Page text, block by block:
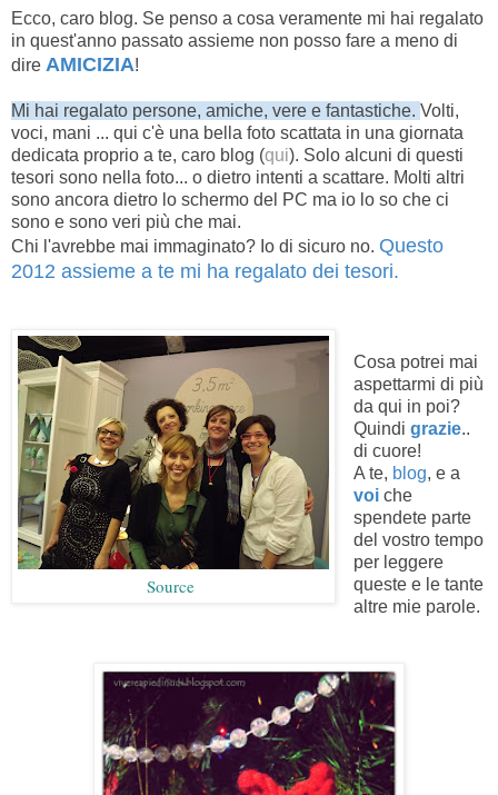
Ecco, caro blog. Se penso a cosa veramente mi hai regalato
in quest'anno passato assieme non posso fare a meno di
dire AMICIZIA!
Mi hai regalato persone, amiche, vere e fantastiche. Volti,
voci, mani ... qui c'è una bella foto scattata in una giornata
dedicata proprio a te, caro blog (qui). Solo alcuni di questi
tesori sono nella foto... o dietro intenti a scattare. Molti altri
sono ancora dietro lo schermo del PC ma io lo so che ci
sono e sono veri più che mai.
Chi l'avrebbe mai immaginato? Io di sicuro no. Questo
2012 assieme a te mi ha regalato dei tesori.
Source
Cosa potrei mai
aspettarmi di più
da qui in poi?
Quindi grazie..
di cuore!
A te, blog, e a
voi che
spendete parte
del vostro tempo
per leggere
queste e le tante
altre mie parole.